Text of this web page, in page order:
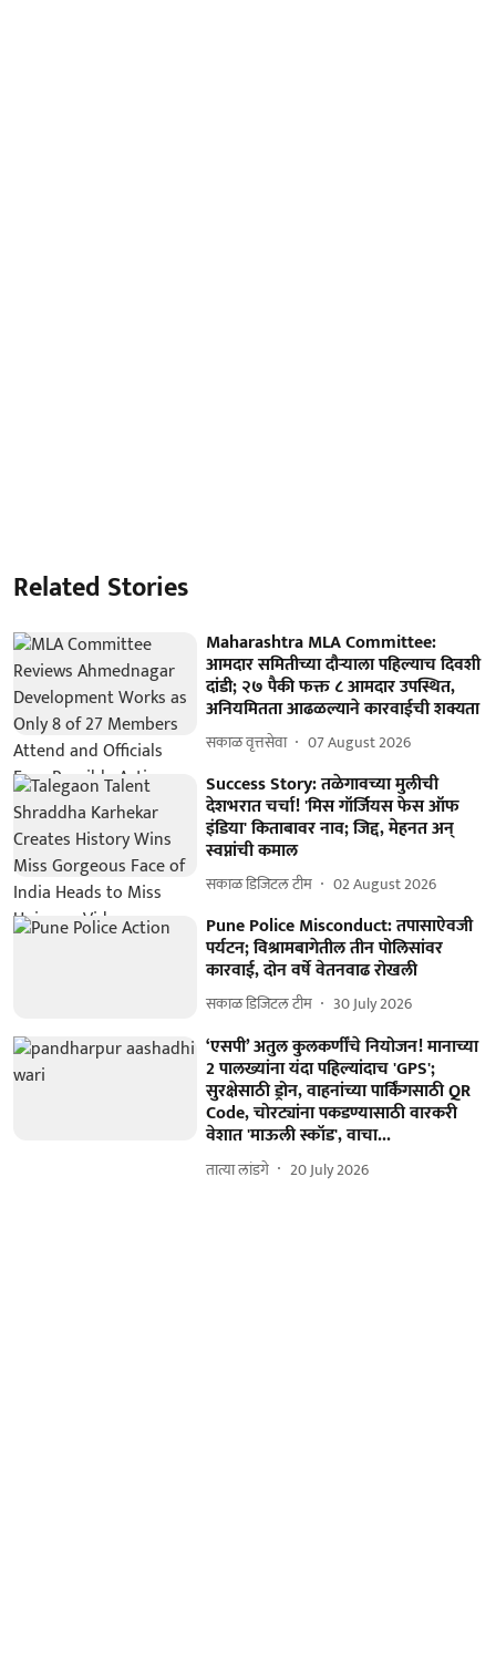
Related Stories
Maharashtra MLA Committee:
आमदार समितीच्या दौऱ्याला पहिल्याच दिवशी
दांडी; २७ पैकी फक्त ८ आमदार उपस्थित,
अनियमितता आढळल्याने कारवाईची शक्यता
सकाळ वृत्तसेवा 07 August 2026
Success Story: तळेगावच्या मुलीची
देशभरात चर्चा! 'मिस गॉर्जियस फेस ऑफ
इंडिया' किताबावर नाव; जिद्द, मेहनत अन्
स्वप्नांची कमाल
सकाळ डिजिटल टीम 02 August 2026
Pune Police Misconduct: तपासाऐवजी
पर्यटन; विश्रामबागेतील तीन पोलिसांवर
कारवाई, दोन वर्षे वेतनवाढ रोखली
सकाळ डिजिटल टीम 30 July 2026
‘एसपी’ अतुल कुलकर्णींचे नियोजन! मानाच्या
2 पालख्यांना यंदा पहिल्यांदाच 'GPS';
सुरक्षेसाठी ड्रोन, वाहनांच्या पार्किंगसाठी QR
Code, चोरट्यांना पकडण्यासाठी वारकरी
वेशात 'माऊली स्कॉड', वाचा...
तात्या लांडगे 20 July 2026